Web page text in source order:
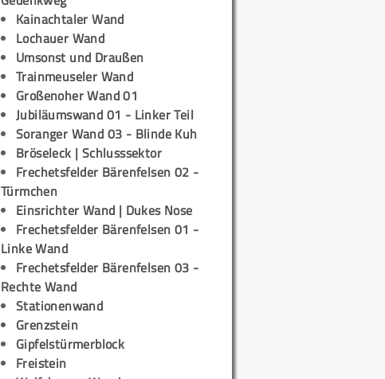
Kainachtaler Wand
Lochauer Wand
Umsonst und Draußen
Trainmeuseler Wand
Großenoher Wand 01
Jubiläumswand 01 - Linker Teil
Soranger Wand 03 - Blinde Kuh
Bröseleck | Schlusssektor
Frechetsfelder Bärenfelsen 02 -
Türmchen
Einsrichter Wand | Dukes Nose
Frechetsfelder Bärenfelsen 01 -
Linke Wand
Frechetsfelder Bärenfelsen 03 -
Rechte Wand
Stationenwand
Grenzstein
Gipfelstürmerblock
Freistein